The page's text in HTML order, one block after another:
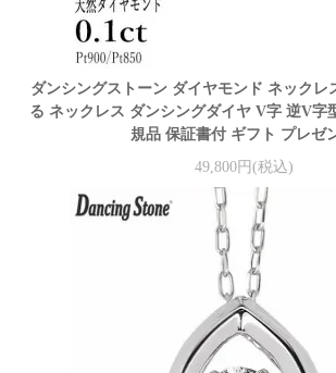
ダンシングストーン ダイヤモンド ネックレ
る ネックレス ダンシングダイヤ V字 逆V字
規品 保証書付 ギフト プレゼ
49,800円(税込)